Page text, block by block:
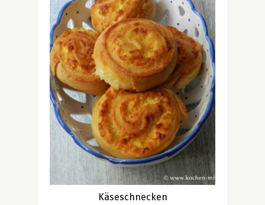
Käseschnecken